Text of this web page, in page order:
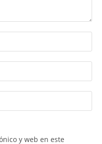
y web en este